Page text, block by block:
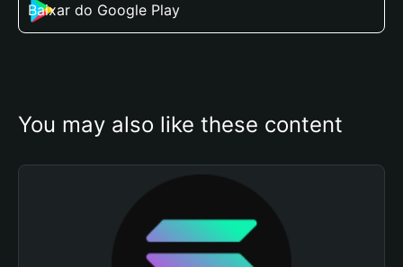
Baixar do Google Play
You may also like these content